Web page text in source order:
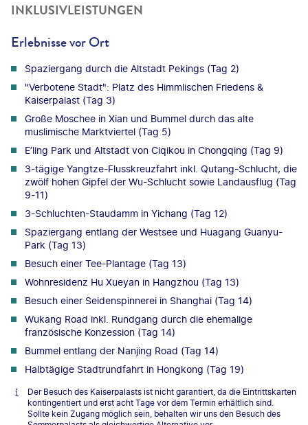
INKLUSIVLEISTUNGEN
Erlebnisse vor Ort
Spaziergang durch die Altstadt Pekings (Tag 2)
"Verbotene Stadt": Platz des Himmlischen Friedens &
Kaiserpalast (Tag 3)
Große Moschee in Xian und Bummel durch das alte
muslimische Marktviertel (Tag 5)
E’ling Park und Altstadt von Ciqikou in Chongqing (Tag 9)
3-tägige Yangtze-Flusskreuzfahrt inkl. Qutang-Schlucht, die
zwölf hohen Gipfel der Wu-Schlucht sowie Landausflug (Tag
9-11)
3-Schluchten-Staudamm in Yichang (Tag 12)
Spaziergang entlang der Westsee und Huagang Guanyu-
Park (Tag 13)
Besuch einer Tee-Plantage (Tag 13)
Wohnresidenz Hu Xueyan in Hangzhou (Tag 13)
Besuch einer Seidenspinnerei in Shanghai (Tag 14)
Wukang Road inkl. Rundgang durch die ehemalige
französische Konzession (Tag 14)
Bummel entlang der Nanjing Road (Tag 14)
Halbtägige Stadtrundfahrt in Hongkong (Tag 19)
Der Besuch des Kaiserpalasts ist nicht garantiert, da die Eintrittskarten
kontingentiert und erst acht Tage vor dem Termin erhältlich sind.
Sollte kein Zugang möglich sein, behalten wir uns den Besuch des